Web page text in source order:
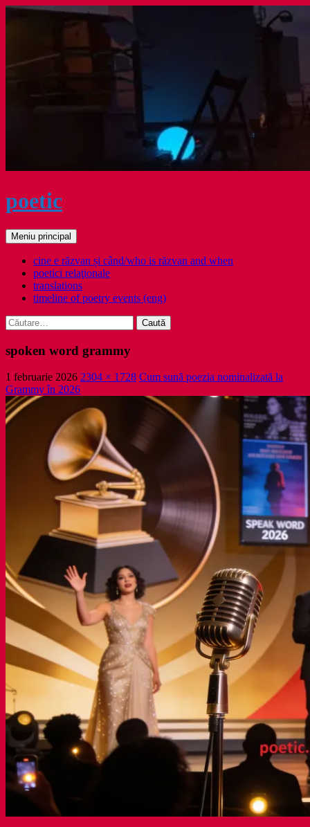
Sari
poetic
Caută
Meniu principal
cine e răzvan și când/who is răzvan and when
poetici relaţionale
translations
timeline of poetry events (eng)
Caută
după:
spoken word grammy
1 februarie 2026 2304 × 1728 Cum sună poezia nominalizată la
Grammy în 2026